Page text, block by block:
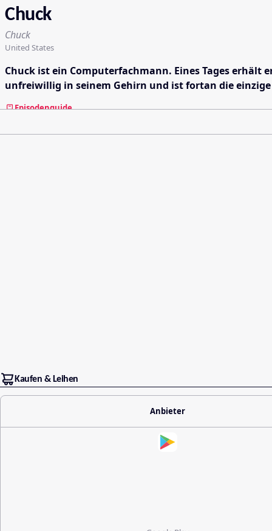
Chuck
Chuck
United States
Chuck ist ein Computerfachmann. Eines Tages erhält
unfreiwillig in seinem Gehirn und ist fortan die
Episodenguide
Kaufen & Leihen
Anbieter